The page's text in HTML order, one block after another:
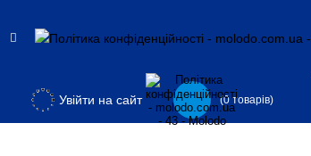
Увійти на сайт (0 товарів)